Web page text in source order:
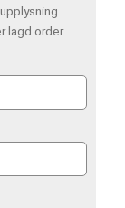
lagd order.